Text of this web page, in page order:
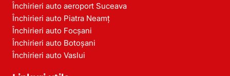
Închirieri auto aeroport Suceava
Închirieri auto Piatra Neamț
Închirieri auto Focșani
Închirieri auto Botoșani
Închirieri auto Vaslui